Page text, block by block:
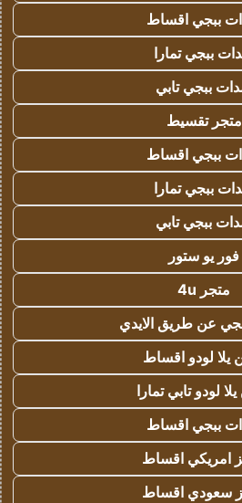
ببجي اقساط
ببجي تمارا
ببجي تابي
متجر تقسيط
ببجي اقساط
ببجي تمارا
ببجي تابي
فور يو ستور
متجر 4u
عن طريق الايدي
لودو اقساط
لودو تابي تمارا
ببجي اقساط
امريكي اقساط
سعودي اقساط